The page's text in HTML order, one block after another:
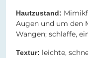
Hautzustand:
Augen und um den
Wangen; schlaffe,
Textur: leichte,